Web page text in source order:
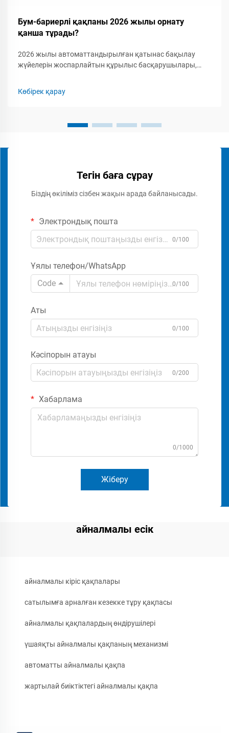
Бум-бариерлі қақпаны 2026 жылы орнату
қанша тұрады?
2026 жылы автоматтандырылған қатынас бақылау
жүйелерін жоспарлайтын құрылыс басқарушылары,
құрылымын түсіну маңызды. Бум-бариерлік қақпаққа...
Көбірек қарау
Тегін баға сұрау
Біздің өкіліміз сізбен жақын арада байланысады.
Электрондық пошта
0/100
Ұялы телефон/WhatsApp
Code
0/100
Аты
0/100
Кәсіпорын атауы
0/200
Хабарлама
0/1000
Жіберу
айналмалы есік
айналмалы кіріс қақпалары
сатылымға арналған кезекке тұру қақпасы
айналмалы қақпалардың өндірушілері
үшаяқты айналмалы қақпаның механизмі
автоматты айналмалы қақпа
жартылай биіктіктегі айналмалы қақпа